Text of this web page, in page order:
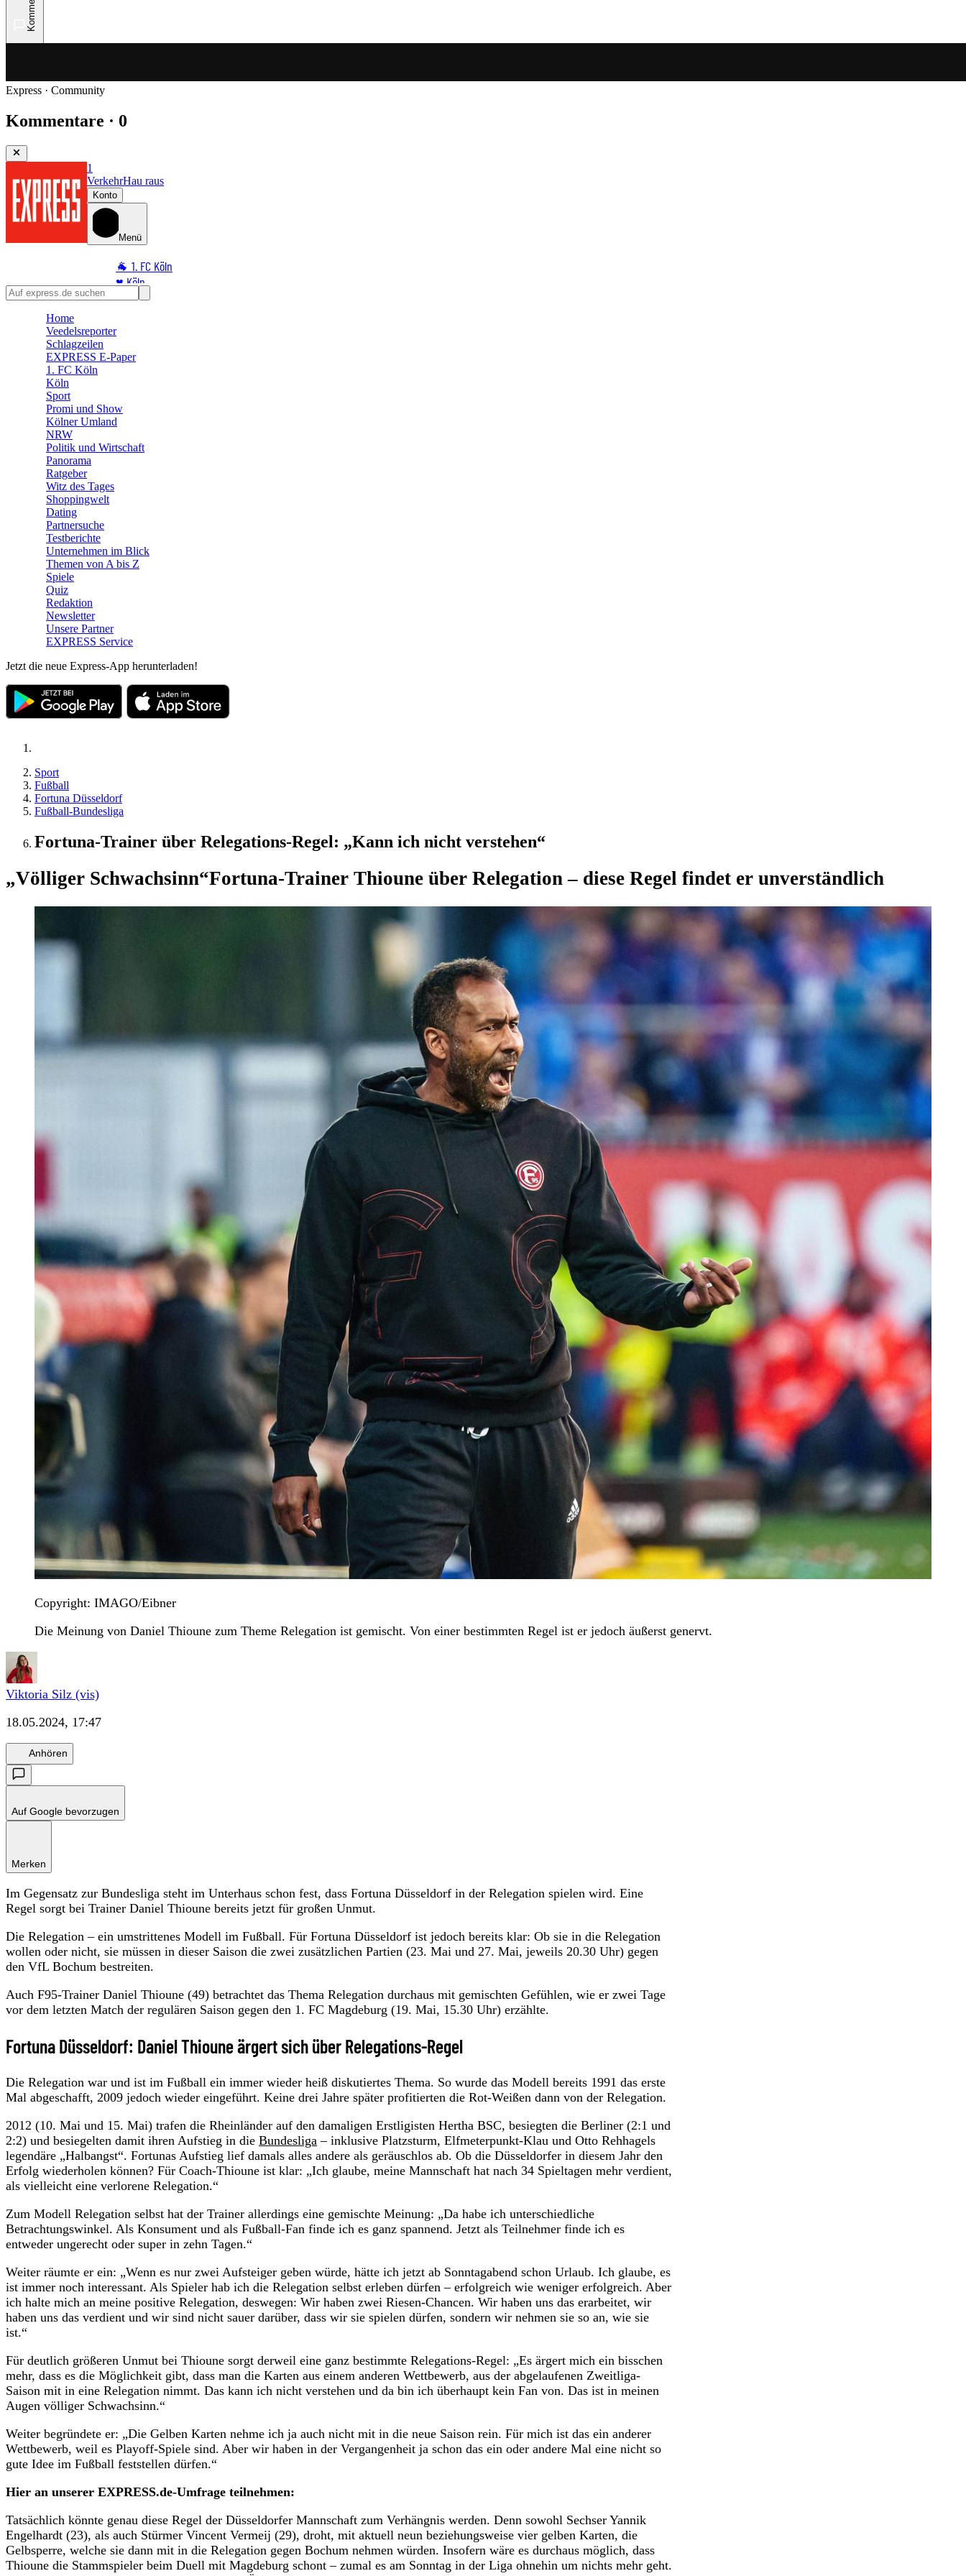
Express · Community
Kommentare · 0
1
VerkehrHau raus
Konto
Menü
🐐 1. FC Köln
♥️ Köln
⭐ Promi
🛒 Shoppingwelt
🧩 Spiele
Home
Veedelsreporter
Schlagzeilen
EXPRESS E-Paper
1. FC Köln
Köln
Sport
Promi und Show
Kölner Umland
NRW
Politik und Wirtschaft
Panorama
Ratgeber
Witz des Tages
Shoppingwelt
Dating
Partnersuche
Testberichte
Unternehmen im Blick
Themen von A bis Z
Spiele
Quiz
Redaktion
Newsletter
Unsere Partner
EXPRESS Service
Jetzt die neue Express-App herunterladen!
Sport
Fußball
Fortuna Düsseldorf
Fußball-Bundesliga
Fortuna-Trainer über Relegations-Regel: „Kann ich nicht verstehen“
„Völliger Schwachsinn“Fortuna-Trainer Thioune über Relegation – diese Regel findet er unverständlich
Copyright: IMAGO/Eibner
Die Meinung von Daniel Thioune zum Theme Relegation ist gemischt. Von einer bestimmten Regel ist er jedoch äußerst genervt.
Viktoria Silz (vis)
18.05.2024, 17:47
Anhören
Auf Google bevorzugen
Merken
Im Gegensatz zur Bundesliga steht im Unterhaus schon fest, dass Fortuna Düsseldorf in der Relegation spielen wird. Eine
Regel sorgt bei Trainer Daniel Thioune bereits jetzt für großen Unmut.
Die Relegation – ein umstrittenes Modell im Fußball. Für Fortuna Düsseldorf ist jedoch bereits klar: Ob sie in die Relegation
wollen oder nicht, sie müssen in dieser Saison die zwei zusätzlichen Partien (23. Mai und 27. Mai, jeweils 20.30 Uhr) gegen
den VfL Bochum bestreiten.
Auch F95-Trainer Daniel Thioune (49) betrachtet das Thema Relegation durchaus mit gemischten Gefühlen, wie er zwei Tage
vor dem letzten Match der regulären Saison gegen den 1. FC Magdeburg (19. Mai, 15.30 Uhr) erzählte.
Fortuna Düsseldorf: Daniel Thioune ärgert sich über Relegations-Regel
Die Relegation war und ist im Fußball ein immer wieder heiß diskutiertes Thema. So wurde das Modell bereits 1991 das erste
Mal abgeschafft, 2009 jedoch wieder eingeführt. Keine drei Jahre später profitierten die Rot-Weißen dann von der Relegation.
2012 (10. Mai und 15. Mai) trafen die Rheinländer auf den damaligen Erstligisten Hertha BSC, besiegten die Berliner (2:1 und
2:2) und besiegelten damit ihren Aufstieg in die Bundesliga – inklusive Platzsturm, Elfmeterpunkt-Klau und Otto Rehhagels
legendäre „Halbangst“. Fortunas Aufstieg lief damals alles andere als geräuschlos ab. Ob die Düsseldorfer in diesem Jahr den
Erfolg wiederholen können? Für Coach-Thioune ist klar: „Ich glaube, meine Mannschaft hat nach 34 Spieltagen mehr verdient,
als vielleicht eine verlorene Relegation.“
Zum Modell Relegation selbst hat der Trainer allerdings eine gemischte Meinung: „Da habe ich unterschiedliche
Betrachtungswinkel. Als Konsument und als Fußball-Fan finde ich es ganz spannend. Jetzt als Teilnehmer finde ich es
entweder ungerecht oder super in zehn Tagen.“
Weiter räumte er ein: „Wenn es nur zwei Aufsteiger geben würde, hätte ich jetzt ab Sonntagabend schon Urlaub. Ich glaube, es
ist immer noch interessant. Als Spieler hab ich die Relegation selbst erleben dürfen – erfolgreich wie weniger erfolgreich. Aber
ich halte mich an meine positive Relegation, deswegen: Wir haben zwei Riesen-Chancen. Wir haben uns das erarbeitet, wir
haben uns das verdient und wir sind nicht sauer darüber, dass wir sie spielen dürfen, sondern wir nehmen sie so an, wie sie
ist.“
Für deutlich größeren Unmut bei Thioune sorgt derweil eine ganz bestimmte Relegations-Regel: „Es ärgert mich ein bisschen
mehr, dass es die Möglichkeit gibt, dass man die Karten aus einem anderen Wettbewerb, aus der abgelaufenen Zweitliga-
Saison mit in eine Relegation nimmt. Das kann ich nicht verstehen und da bin ich überhaupt kein Fan von. Das ist in meinen
Augen völliger Schwachsinn.“
Weiter begründete er: „Die Gelben Karten nehme ich ja auch nicht mit in die neue Saison rein. Für mich ist das ein anderer
Wettbewerb, weil es Playoff-Spiele sind. Aber wir haben in der Vergangenheit ja schon das ein oder andere Mal eine nicht so
gute Idee im Fußball feststellen dürfen.“
Hier an unserer EXPRESS.de-Umfrage teilnehmen:
Tatsächlich könnte genau diese Regel der Düsseldorfer Mannschaft zum Verhängnis werden. Denn sowohl Sechser Yannik
Engelhardt (23), als auch Stürmer Vincent Vermeij (29), droht, mit aktuell neun beziehungsweise vier gelben Karten, die
Gelbsperre, welche sie dann mit in die Relegation gegen Bochum nehmen würden. Insofern wäre es durchaus möglich, dass
Thioune die Stammspieler beim Duell mit Magdeburg schont – zumal es am Sonntag in der Liga ohnehin um nichts mehr geht.